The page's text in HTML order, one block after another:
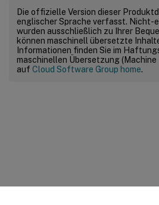
Die offizielle Version dieser
englischer Sprache verfasst. Nicht-
wurden ausschließlich zu Ihrer
können maschinell übersetzte
Informationen finden Sie im
maschinellen Übersetzung
auf Cloud Software Group home.